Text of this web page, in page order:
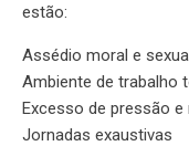
estão:
Assédio moral e
Ambiente de trabalho
Excesso de pressão
Jornadas exaustivas